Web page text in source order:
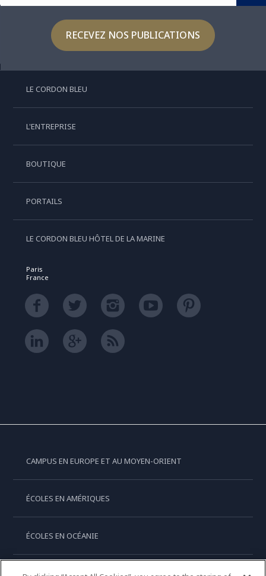
RECEVEZ NOS PUBLICATIONS
LE CORDON BLEU
L'ENTREPRISE
BOUTIQUE
PORTAILS
LE CORDON BLEU HÔTEL DE LA MARINE
Paris
France
CAMPUS EN EUROPE ET AU MOYEN-ORIENT
ÉCOLES EN AMÉRIQUES
ÉCOLES EN OCÉANIE
ÉCOLES EN ASIE